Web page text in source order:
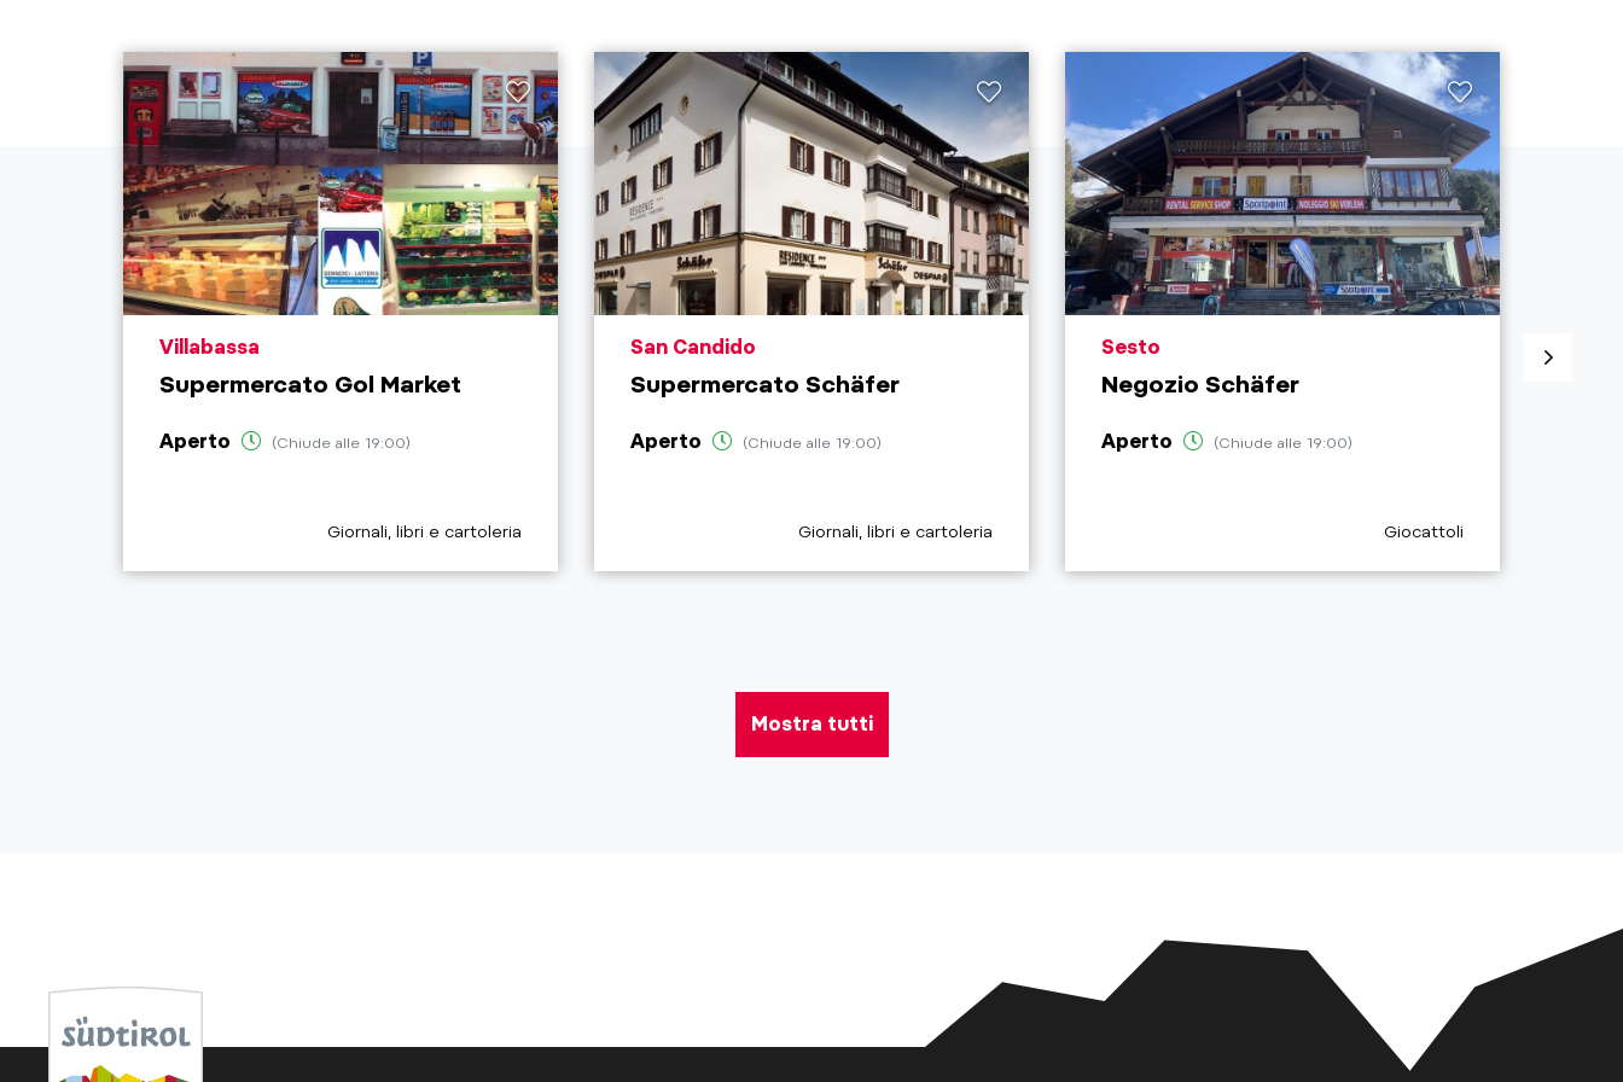
aria.poi_location_prefix
Villabassa
Supermercato Gol Market
Aperto (Chiude alle 19:00)
aria.poi_category_prefix
Giornali, libri e cartoleria
aria.poi_location_prefix
San Candido
Supermercato Schäfer
Aperto (Chiude alle 19:00)
aria.poi_category_prefix
Giornali, libri e cartoleria
aria.poi_location_prefix
Sesto
Negozio Schäfer
Aperto (Chiude alle 19:00)
aria.poi_category_prefix
Giocattoli
Mostra tutti